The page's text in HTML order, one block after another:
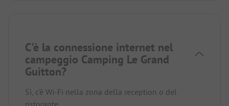
C'è la connessione internet nel
campeggio Camping Le Grand
Guitton?
Sì, c'è Wi-Fi nella zona della reception o del
ristorante.